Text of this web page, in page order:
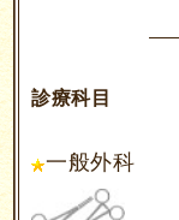
診療科目
一般外科